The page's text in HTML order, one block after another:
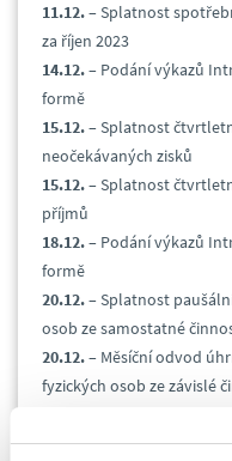
11.12.– Splatnost
za říjen 2023
14.12.– Podání výkazů
formě
15.12.– Splatnost
neočekávaných zisků
15.12.– Splatnost
příjmů
18.12.– Podání výkazů
formě
20.12.– Splatnost
osob ze samostatné
20.12.– Měsíční odvod
fyzických osob ze závislé
přidané hodnoty,